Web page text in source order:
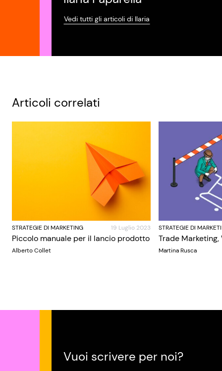
Vedi tutti gli articoli di Ilaria
Articoli correlati
STRATEGIE DI MARKETING 19 Luglio 2023
Piccolo manuale per il lancio prodotto
Alberto Collet
STRATEGIE DI
Trade Marketing,
Martina Rusca
Vuoi scrivere per noi?